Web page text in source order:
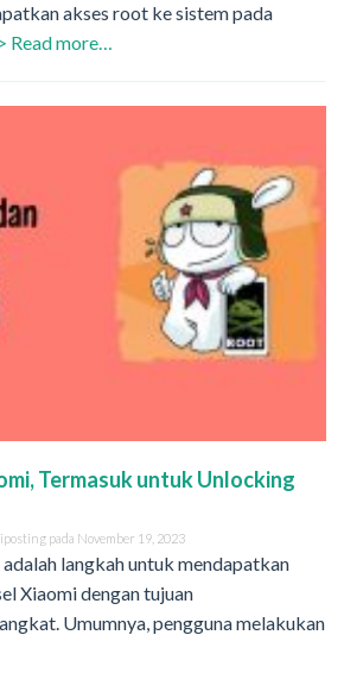
akses root ke sistem pada
> Read more…
Termasuk untuk Unlocking
pada November 19, 2023
langkah untuk mendapatkan
Xiaomi dengan tujuan
Umumnya, pengguna melakukan